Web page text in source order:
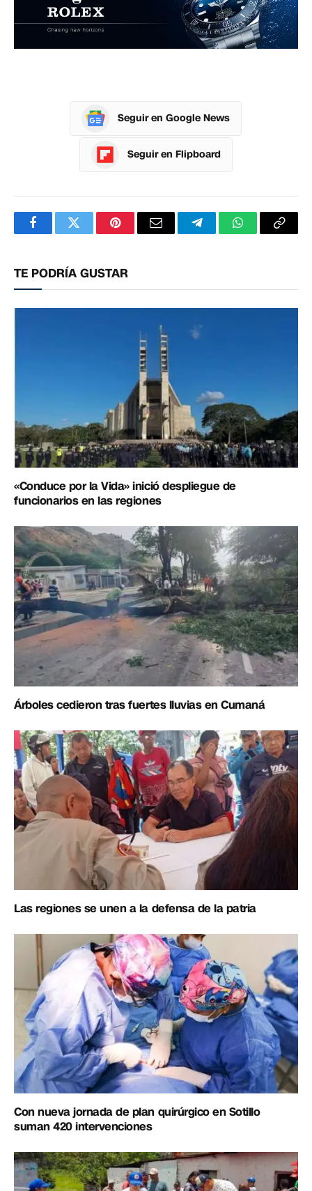
Seguir en Google News
Seguir en Flipboard
FacebookTwitterPinterestCorreoTelegramWhatsApp
TE PODRÍA GUSTAR
«Conduce por la Vida» inició despliegue de
funcionarios en las regiones
Árboles cedieron tras fuertes lluvias en Cumaná
Las regiones se unen a la defensa de la patria
Con nueva jornada de plan quirúrgico en Sotillo
suman 420 intervenciones